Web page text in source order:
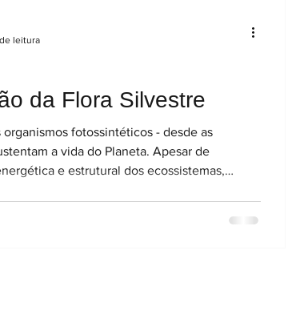
da Flora Silvestre
fotossintéticos - desde as
a vida do Planeta. Apesar de
e estrutural dos ecossistemas,
leitura